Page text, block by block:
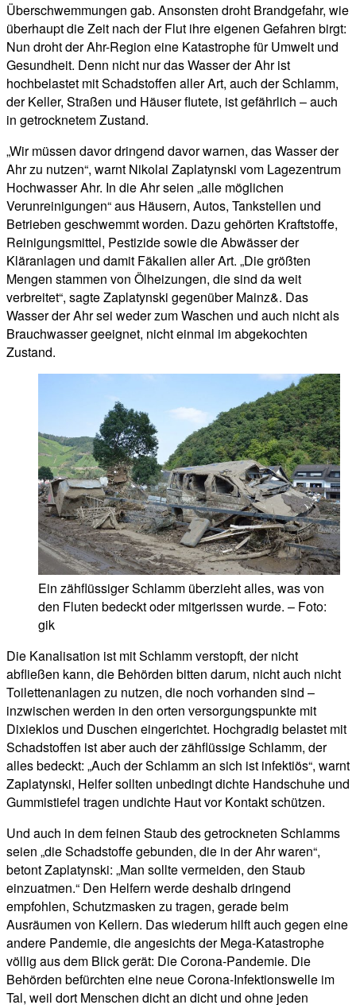
Überschwemmungen gab. Ansonsten droht Brandgefahr, wie
überhaupt die Zeit nach der Flut ihre eigenen Gefahren birgt:
Nun droht der Ahr-Region eine Katastrophe für Umwelt und
Gesundheit. Denn nicht nur das Wasser der Ahr ist
hochbelastet mit Schadstoffen aller Art, auch der Schlamm,
der Keller, Straßen und Häuser flutete, ist gefährlich – auch
in getrocknetem Zustand.
„Wir müssen davor dringend davor warnen, das Wasser der
Ahr zu nutzen“, warnt Nikolai Zaplatynski vom Lagezentrum
Hochwasser Ahr. In die Ahr seien „alle möglichen
Verunreinigungen“ aus Häusern, Autos, Tankstellen und
Betrieben geschwemmt worden. Dazu gehörten Kraftstoffe,
Reinigungsmittel, Pestizide sowie die Abwässer der
Kläranlagen und damit Fäkalien aller Art. „Die größten
Mengen stammen von Ölheizungen, die sind da weit
verbreitet“, sagte Zaplatynski gegenüber Mainz&. Das
Wasser der Ahr sei weder zum Waschen und auch nicht als
Brauchwasser geeignet, nicht einmal im abgekochten
Zustand.
Ein zähflüssiger Schlamm überzieht alles, was von
den Fluten bedeckt oder mitgerissen wurde. – Foto:
gik
Die Kanalisation ist mit Schlamm verstopft, der nicht
abfließen kann, die Behörden bitten darum, nicht auch nicht
Toilettenanlagen zu nutzen, die noch vorhanden sind –
inzwischen werden in den orten versorgungspunkte mit
Dixieklos und Duschen eingerichtet. Hochgradig belastet mit
Schadstoffen ist aber auch der zähflüssige Schlamm, der
alles bedeckt: „Auch der Schlamm an sich ist infektiös“, warnt
Zaplatynski, Helfer sollten unbedingt dichte Handschuhe und
Gummistiefel tragen undichte Haut vor Kontakt schützen.
Und auch in dem feinen Staub des getrockneten Schlamms
seien „die Schadstoffe gebunden, die in der Ahr waren“,
betont Zaplatynski: „Man sollte vermeiden, den Staub
einzuatmen.“ Den Helfern werde deshalb dringend
empfohlen, Schutzmasken zu tragen, gerade beim
Ausräumen von Kellern. Das wiederum hilft auch gegen eine
andere Pandemie, die angesichts der Mega-Katastrophe
völlig aus dem Blick gerät: Die Corona-Pandemie. Die
Behörden befürchten eine neue Corona-Infektionswelle im
Tal, weil dort Menschen dicht an dicht und ohne jeden